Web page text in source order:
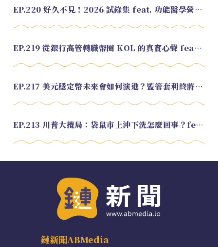
EP.220 好久不見！2026 試錄集 feat. 功能醫學營養師 美寶
EP.219 從銀行高管轉職幣圈 KOL 的真實心聲 feat.龜大
EP.217 美元穩定幣未來會如何演進？監管套利終將收斂？feat. 研究員 余哲安
EP.213 川普大攪局：袋鼠市上沖下洗怎麼回事？feat. Alvin
鏈新聞ABMedia